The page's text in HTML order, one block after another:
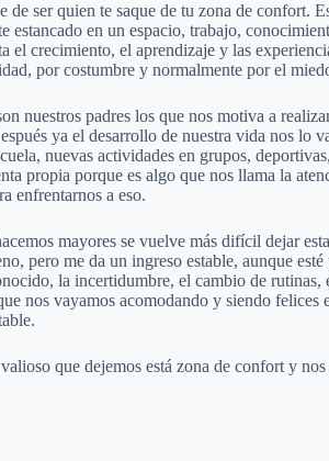
de ser quien te saque de tu zona de confort.
estancado en un espacio, trabajo,
el crecimiento, el aprendizaje y las
por costumbre y normalmente por el
nuestros padres los que nos motiva a
ya el desarrollo de nuestra vida nos lo
nuevas actividades en grupos,
propia porque es algo que nos llama la
enfrentarnos a eso.
mayores se vuelve más difícil dejar
pero me da un ingreso estable, aunque
la incertidumbre, el cambio de rutinas,
nos vayamos acomodando y siendo felices
que dejemos está zona de confort y